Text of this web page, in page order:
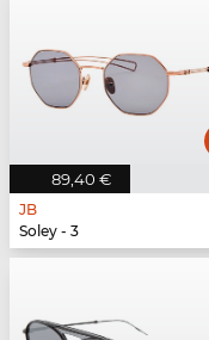
89,40 €
JB
Soley - 3